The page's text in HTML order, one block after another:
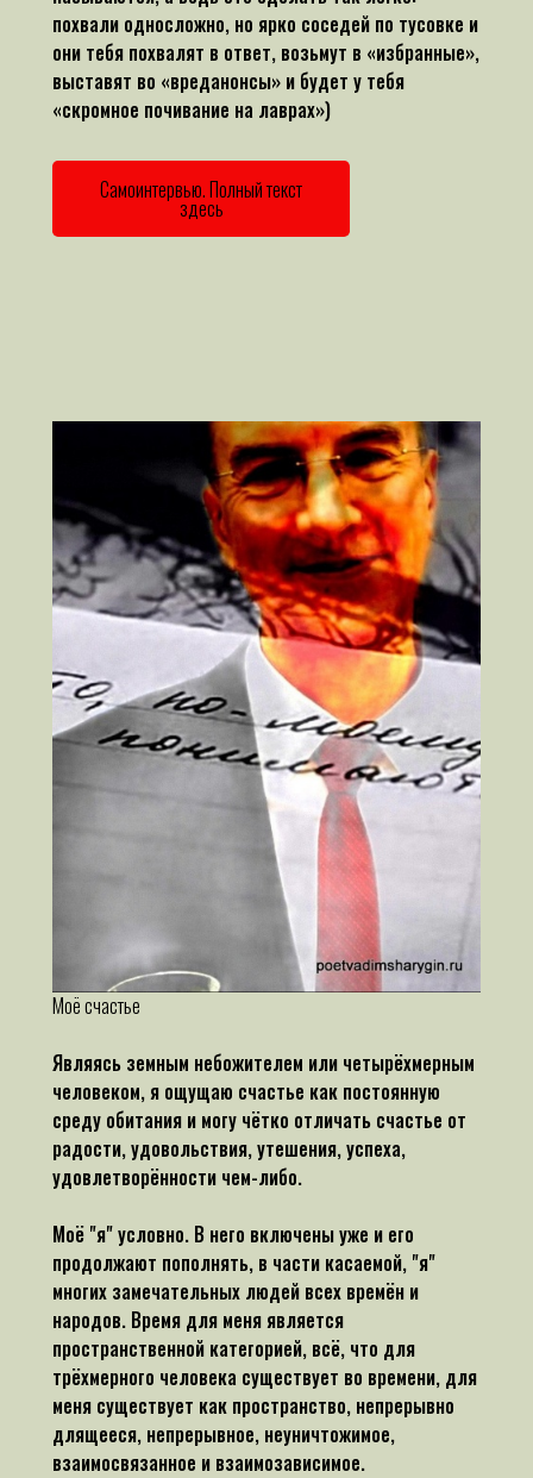
похвали односложно, но ярко соседей по тусовке и
они тебя похвалят в ответ, возьмут в «избранные»,
выставят во «вреданонсы» и будет у тебя
«скромное почивание на лаврах»)
Самоинтервью. Полный текст
здесь
Моё счастье
Являясь земным небожителем или четырёхмерным
человеком, я ощущаю счастье как постоянную
среду обитания и могу чётко отличать счастье от
радости, удовольствия, утешения, успеха,
удовлетворённости чем-либо.
Моё "я" условно. В него включены уже и его
продолжают пополнять, в части касаемой, "я"
многих замечательных людей всех времён и
народов. Время для меня является
пространственной категорией, всё, что для
трёхмерного человека существует во времени, для
меня существует как пространство, непрерывно
длящееся, непрерывное, неуничтожимое,
взаимосвязанное и взаимозависимое.